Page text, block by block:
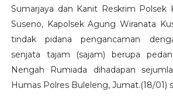
Sumarjaya dan Kanit Reskrim Polsek
Suseno, Kapolsek Agung Wiranata
tindak pidana pengancaman
senjata tajam (sajam) berupa
Nengah Rumiada dihadapan
Humas Polres Buleleng, Jumat.(18/01)